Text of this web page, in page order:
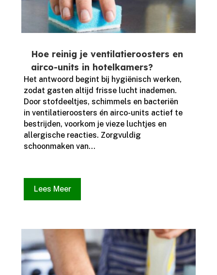
Hoe reinig je ventilatieroosters en
airco-units in hotelkamers?
Het antwoord begint bij hygiënisch werken,
zodat gasten altijd frisse lucht inademen.​
Door stofdeeltjes, schimmels en bacteriën
in ventilatieroosters én airco-units actief te
bestrijden, voorkom je vieze luchtjes en
allergische reacties.​ Zorgvuldig
schoonmaken van...
Lees Meer